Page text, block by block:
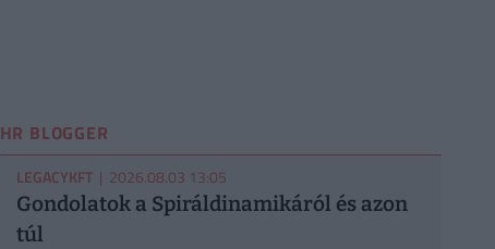
HR BLOGGER
LEGACYKFT| 2026.08.03 13:05
Gondolatok a Spiráldinamikáról és azon
túl